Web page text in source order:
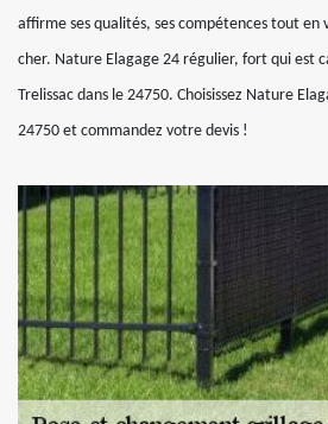
affirme ses qualités, ses compétences tout en
cher. Nature Elagage 24 régulier, fort qui est
Trelissac dans le 24750. Choisissez Nature
24750 et commandez votre devis !